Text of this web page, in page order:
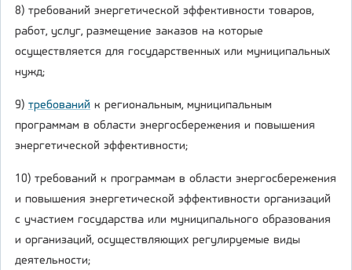
8) требований энергетической эффективности товаров,
работ, услуг, размещение заказов на которые
осуществляется для государственных или муниципальных
нужд;
9) требований к региональным, муниципальным
программам в области энергосбережения и повышения
энергетической эффективности;
10) требований к программам в области энергосбережения
и повышения энергетической эффективности организаций
с участием государства или муниципального образования
и организаций, осуществляющих регулируемые виды
деятельности;